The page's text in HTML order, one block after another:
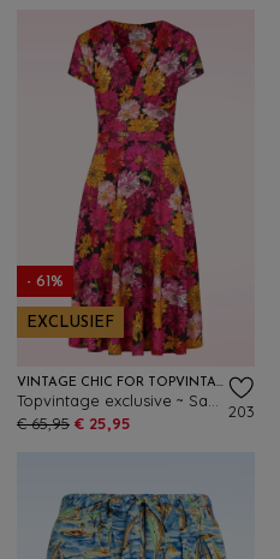
- 61%
EXCLUSIEF
VINTAGE CHIC FOR TOPVINTAGE
€ 65,95 € 25,95
203